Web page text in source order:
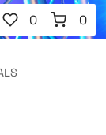
FAVORITER
ANTAL
0
KUNDVAGN
0